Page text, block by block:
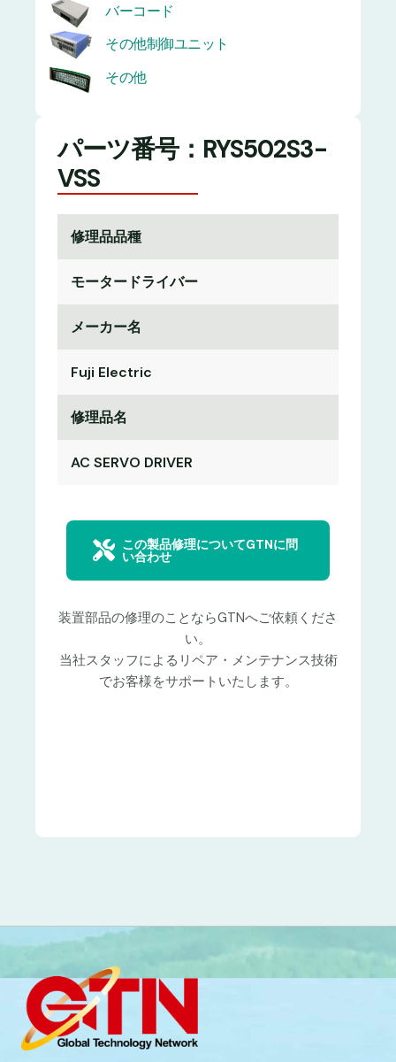
バーコード
その他制御ユニット
その他
パーツ番号：RYS502S3-
VSS
修理品品種
モータードライバー
メーカー名
Fuji Electric
修理品名
AC SERVO DRIVER
この製品修理についてGTNに問
い合わせ
装置部品の修理のことならGTNへご依頼くださ
い。
当社スタッフによるリペア・メンテナンス技術
でお客様をサポートいたします。